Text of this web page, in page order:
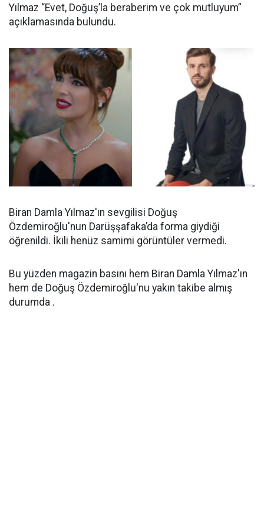
Yılmaz “Evet, Doğuş’la beraberim ve çok mutluyum”
açıklamasında bulundu.
Biran Damla Yılmaz'ın sevgilisi Doğuş
Özdemiroğlu'nun Darüşşafaka’da forma giydiği
öğrenildi. İkili henüz samimi görüntüler vermedi.
Bu yüzden magazin basını hem Biran Damla Yılmaz'ın
hem de Doğuş Özdemiroğlu'nu yakın takibe almış
durumda .